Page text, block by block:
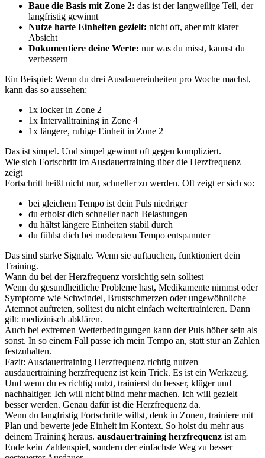
Baue die Basis mit Zone 2: das ist der langweilige Teil, der
langfristig gewinnt
Nutze harte Einheiten gezielt: nicht oft, aber mit klarer
Absicht
Dokumentiere deine Werte: nur was du misst, kannst du
verbessern
Ein Beispiel: Wenn du drei Ausdauereinheiten pro Woche machst,
kann das so aussehen:
1x locker in Zone 2
1x Intervalltraining in Zone 4
1x längere, ruhige Einheit in Zone 2
Das ist simpel. Und simpel gewinnt oft gegen kompliziert.
Wie sich Fortschritt im Ausdauertraining über die Herzfrequenz
zeigt
Fortschritt heißt nicht nur, schneller zu werden. Oft zeigt er sich so:
bei gleichem Tempo ist dein Puls niedriger
du erholst dich schneller nach Belastungen
du hältst längere Einheiten stabil durch
du fühlst dich bei moderatem Tempo entspannter
Das sind starke Signale. Wenn sie auftauchen, funktioniert dein
Training.
Wann du bei der Herzfrequenz vorsichtig sein solltest
Wenn du gesundheitliche Probleme hast, Medikamente nimmst oder
Symptome wie Schwindel, Brustschmerzen oder ungewöhnliche
Atemnot auftreten, solltest du nicht einfach weitertrainieren. Dann
gilt: medizinisch abklären.
Auch bei extremen Wetterbedingungen kann der Puls höher sein als
sonst. In so einem Fall passe ich mein Tempo an, statt stur an Zahlen
festzuhalten.
Fazit: Ausdauertraining Herzfrequenz richtig nutzen
ausdauertraining herzfrequenz ist kein Trick. Es ist ein Werkzeug.
Und wenn du es richtig nutzt, trainierst du besser, klüger und
nachhaltiger. Ich will nicht blind mehr machen. Ich will gezielt
besser werden. Genau dafür ist die Herzfrequenz da.
Wenn du langfristig Fortschritte willst, denk in Zonen, trainiere mit
Plan und bewerte jede Einheit im Kontext. So holst du mehr aus
deinem Training heraus. ausdauertraining herzfrequenz ist am
Ende kein Zahlenspiel, sondern der einfachste Weg zu besser